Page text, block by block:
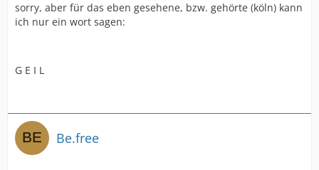
sorry, aber für das eben gesehene, bzw. gehörte (köln) kann
ich nur ein wort sagen:
G E I L
Be.free